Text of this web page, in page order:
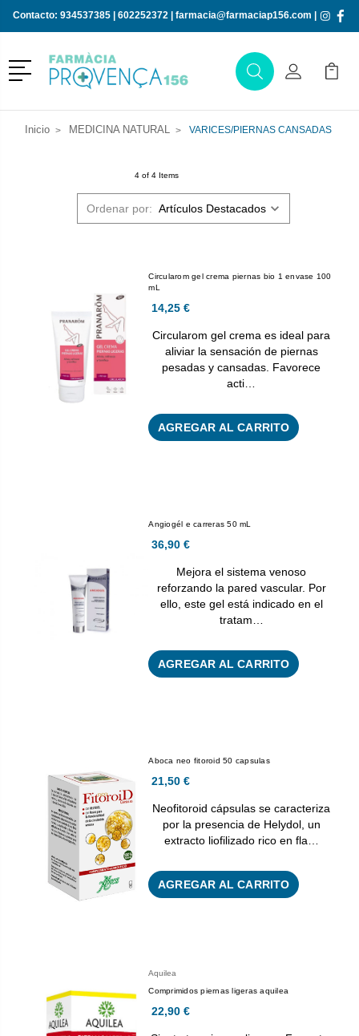
Contacto: 934537385| 602252372| farmacia@farmaciap156.com
Menú
BuscarMi Cuenta
Mi
Inicio MEDICINA NATURAL VARICES/PIERNAS CANSADAS
4 of 4 Items
Ordenar por:
Circularom gel crema piernas bio 1 envase 100
mL
14,25 €
Circularom gel crema es ideal para
aliviar la sensación de piernas
pesadas y cansadas. Favorece
acti…
AGREGAR AL CARRITO
Angiogél e carreras 50 mL
36,90 €
Mejora el sistema venoso
reforzando la pared vascular. Por
ello, este gel está indicado en el
tratam…
AGREGAR AL CARRITO
Aboca neo fitoroid 50 capsulas
21,50 €
Neofitoroid cápsulas se caracteriza
por la presencia de Helydol, un
extracto liofilizado rico en fla…
AGREGAR AL CARRITO
Aquilea
Comprimidos piernas ligeras aquilea
22,90 €